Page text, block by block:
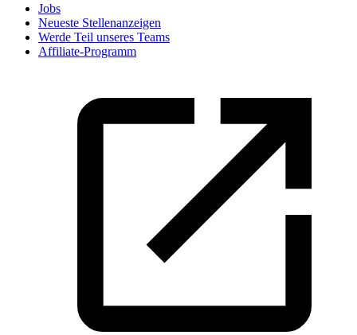
Jobs
Neueste Stellenanzeigen
Werde Teil unseres Teams
Affiliate-Programm